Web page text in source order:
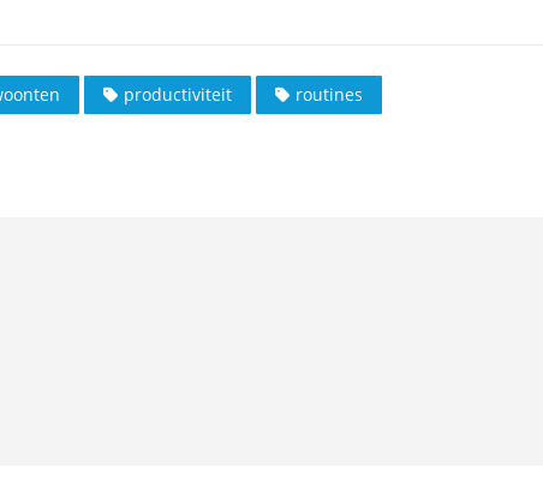
productiviteit
routines